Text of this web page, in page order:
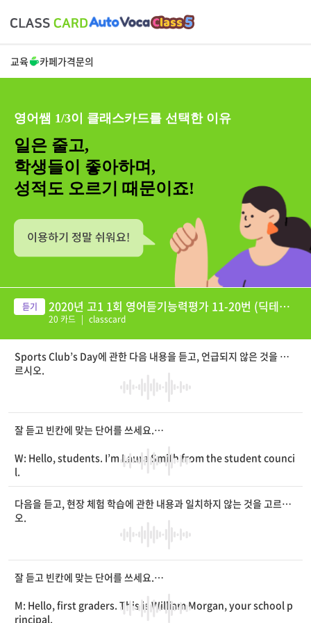
교육 카페가격문의
영어쌤 1/3이 클래스카드를 선택한 이유
일은 줄고,
학생들이 좋아하며,
성적도 오르기 때문이죠!
2020년 고1 1회 영어듣기능력평가 11-20번 (딕테이
션 추가)
20 카드 | classcard
Sports Club’s Day에 관한 다음 내용을 듣고, 언급되지 않은 것을 고
르시오.
잘 듣고 빈칸에 맞는 단어를 쓰세요.
W: Hello, students. I’m Laura Smith from the student counci
l.
We’re going to have Sports Club’s Day on____, June 13th.
It’ll take place from 9 a.m. to 12 p.m. in our school____.
There will be table tennis, badminton and basketball game
If you’re interested, you must hand in an application form t
ning.
다음을 듣고, 현장 체험 학습에 관한 내용과 일치하지 않는 것을 고르시
오.
잘 듣고 빈칸에 맞는 단어를 쓰세요.
M: Hello, first graders. This is William Morgan, your school p
rincipal.